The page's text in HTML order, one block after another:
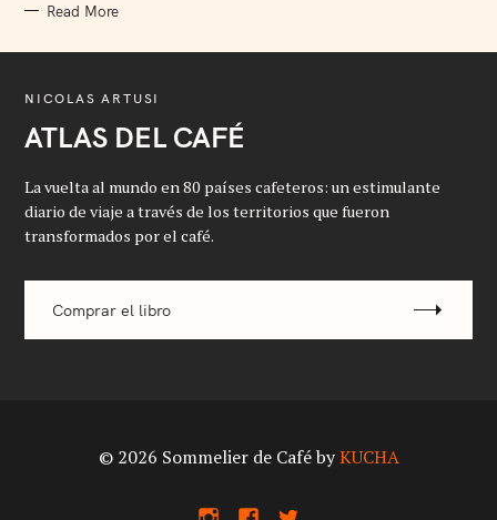
Read More
NICOLAS ARTUSI
ATLAS DEL CAFÉ
La vuelta al mundo en 80 países cafeteros: un estimulante
diario de viaje a través de los territorios que fueron
transformados por el café.
Comprar el libro
X
© 2026 Sommelier de Café byKUCHA